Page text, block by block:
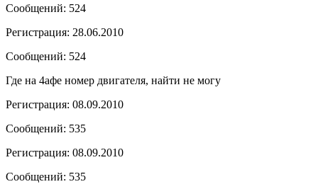
Сообщений: 524
Регистрация: 28.06.2010
Сообщений: 524
Где на 4афе номер двигателя, найти не могу
Регистрация: 08.09.2010
Сообщений: 535
Регистрация: 08.09.2010
Сообщений: 535